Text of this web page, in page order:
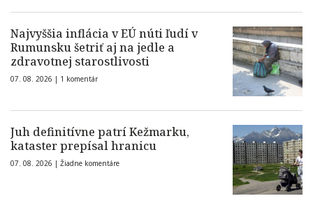
Najvyššia inflácia v EÚ núti ľudí v
Rumunsku šetriť aj na jedle a
zdravotnej starostlivosti
07. 08. 2026 | 1 komentár
Juh definitívne patrí Kežmarku,
kataster prepísal hranicu
07. 08. 2026 | Žiadne komentáre